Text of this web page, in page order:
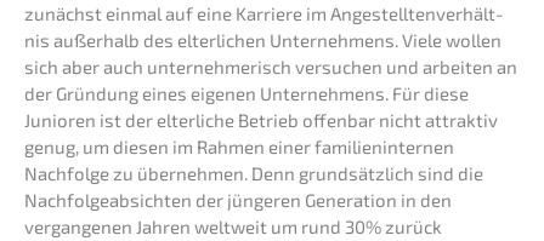
zunächst einmal auf eine Karrie­re im Angestell­ten­ver­hält­
nis außer­halb des elter­li­chen Unter­neh­mens. Viele wollen
sich aber auch unter­neh­me­risch versu­chen und arbei­ten an
der Gründung eines eigenen Unter­neh­mens. Für diese
Junio­ren ist der elter­li­che Betrieb offen­bar nicht attrak­tiv
genug, um diesen im Rahmen einer famili­en­in­ter­nen
Nachfol­ge zu überneh­men. Denn grund­sätz­lich sind die
Nachfol­ge­ab­sich­ten der jünge­ren Genera­ti­on in den
vergan­ge­nen Jahren weltweit um rund 30% zurück